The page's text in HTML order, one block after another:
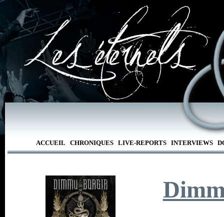
ACCUEIL CHRONIQUES LIVE-REPORTS INTERVIEWS